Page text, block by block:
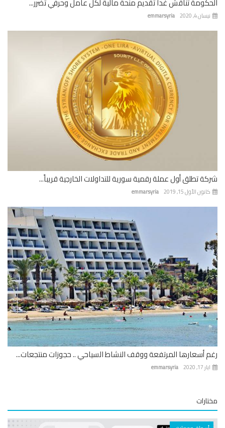
تناقش غداً تقديم منحة مالية لكل عامل وحرفي تضرر...
emmarsyria 4, 2020
تطلق أول عملة رقمية سورية للتداولات الخارجية قريباً...
emmarsyria الأول 15, 2019
أسعارها المرتفعة ووقف النشاط السياحي .. حجوزات منتجعات...
emmarsyria